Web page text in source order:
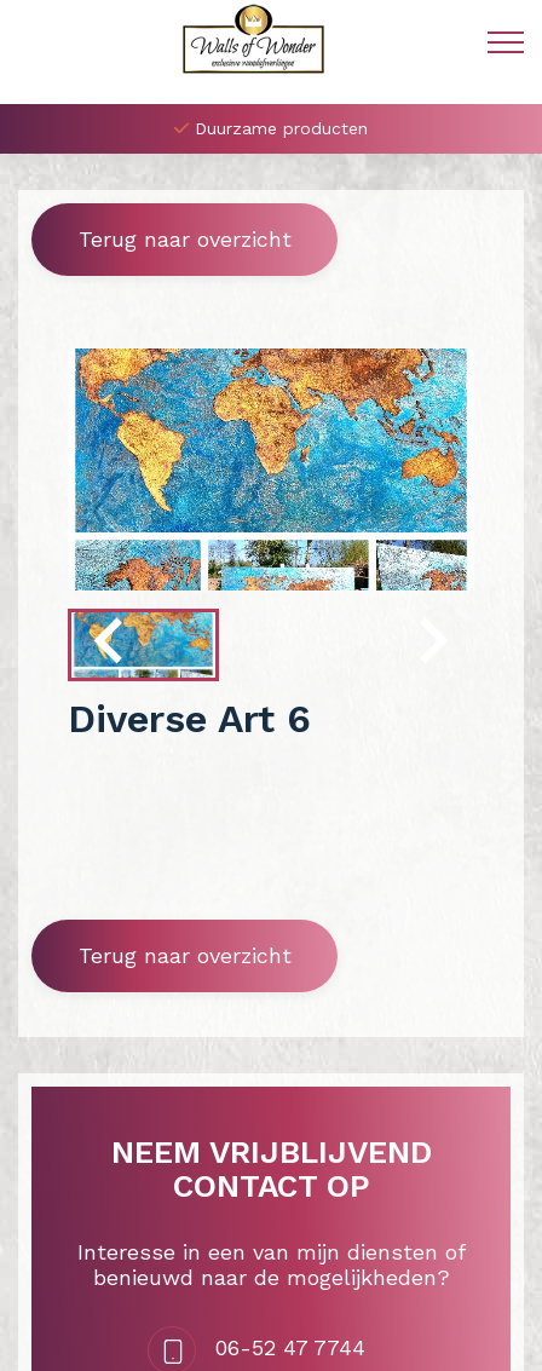
Duurzame producten
Terug naar overzicht
Diverse Art 6
Terug naar overzicht
NEEM VRIJBLIJVEND
CONTACT OP
Interesse in een van mijn diensten of
benieuwd naar de mogelijkheden?
06-52 47 7744